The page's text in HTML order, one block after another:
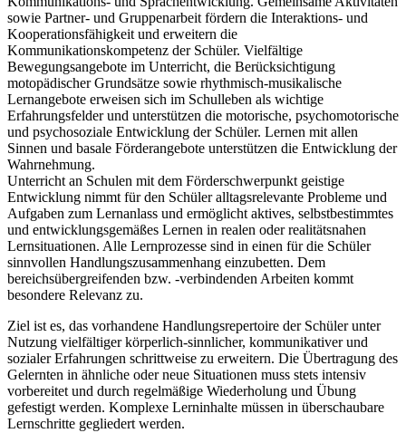
sowie Partner- und Gruppenarbeit fördern die Interaktions- und
Kooperationsfähigkeit und erweitern die
Kommunikationskompetenz der Schüler. Vielfältige
Bewegungsangebote im Unterricht, die Berücksichtigung
motopädischer Grundsätze sowie rhythmisch-musikalische
Lernangebote erweisen sich im Schulleben als wichtige
Erfahrungsfelder und unterstützen die motorische, psychomotorische
und psychosoziale Entwicklung der Schüler. Lernen mit allen
Sinnen und basale Förderangebote unterstützen die Entwicklung der
Wahrnehmung.
Unterricht an Schulen mit dem Förderschwerpunkt geistige
Entwicklung nimmt für den Schüler alltagsrelevante Probleme und
Aufgaben zum Lernanlass und ermöglicht aktives, selbstbestimmtes
und entwicklungsgemäßes Lernen in realen oder realitätsnahen
Lernsituationen. Alle Lernprozesse sind in einen für die Schüler
sinnvollen Handlungszusammenhang einzubetten. Dem
bereichsübergreifenden bzw. -verbindenden Arbeiten kommt
besondere Relevanz zu.
Ziel ist es, das vorhandene Handlungsrepertoire der Schüler unter
Nutzung vielfältiger körperlich-sinnlicher, kommunikativer und
sozialer Erfahrungen schrittweise zu erweitern. Die Übertragung des
Gelernten in ähnliche oder neue Situationen muss stets intensiv
vorbereitet und durch regelmäßige Wiederholung und Übung
gefestigt werden. Komplexe Lerninhalte müssen in überschaubare
Lernschritte gegliedert werden.